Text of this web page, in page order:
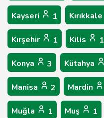
Kayseri 1 Kırıkkale
Kırşehir 1 Kilis 1
Konya 3 Kütahya
Manisa 2 Mardin
Muğla 1 Muş 1